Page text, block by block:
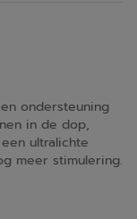
ondersteuning
in de dop,
ultralichte
meer stimulering.